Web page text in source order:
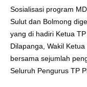
Sosialisasi program
Sulut dan Bolmong
yang di hadiri Ketua
Dilapanga, Wakil
bersama sejumlah
Seluruh Pengurus TP